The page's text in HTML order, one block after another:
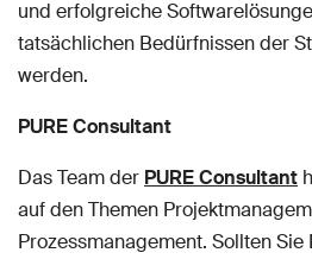
und erfolgreiche
tatsächlichen Bedürfnissen der
werden.
PURE Consultant
Das Team der PURE Consultant
auf den Themen
Prozessmanagement. Sollten